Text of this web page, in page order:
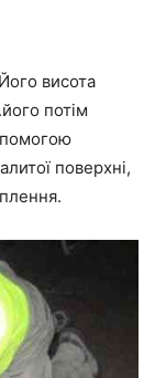
висота
потім
поверхні,